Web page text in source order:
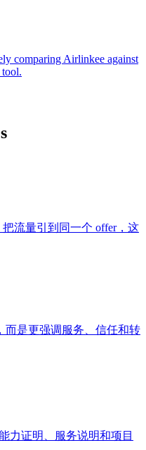
comparing Airlinkee against
把流量引到同一个 offer，这
而是更强调服务、信任和转
力证明、服务说明和项目